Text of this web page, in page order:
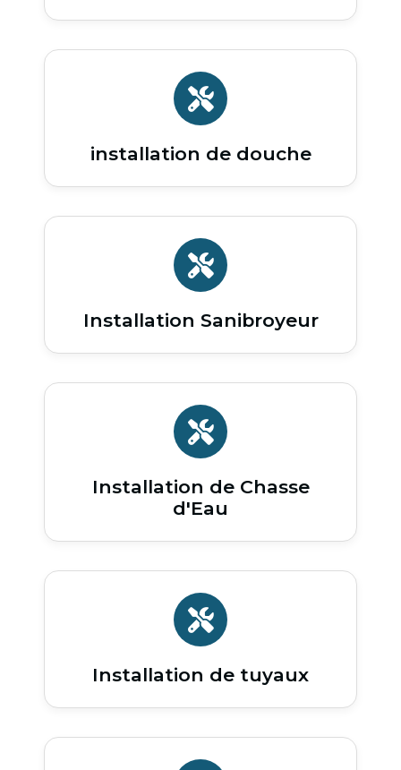
installation de douche
Installation Sanibroyeur
Installation de Chasse
d'Eau
Installation de tuyaux